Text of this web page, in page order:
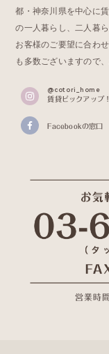
都・神奈川県を中心に
の一人暮らし、二人暮
お客様のご要望に合わ
も多数ございますので
@cotori_home
賃貸ピックアップ！
Facebookの窓口
営業時